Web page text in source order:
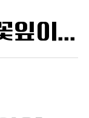
바람과 속삭이는 꽃잎이 춤추듯 하늘을 날아 새처럼 꿈은 자유롭고 별빛처럼 빛나 새벽의 고요함 속에서 겨울 눈처럼 순수한 열정은 봄을 부른다